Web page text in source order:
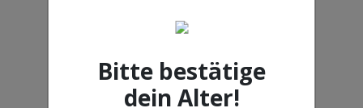
Bitte bestätige
dein Alter!